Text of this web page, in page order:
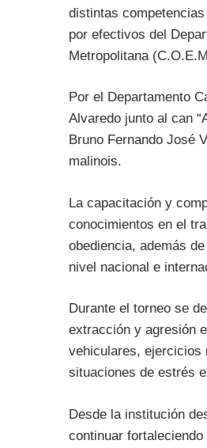
distintas
por efectivos del
Metropolitana
Por el Departamento
Alvaredo junto al can
Bruno Fernando José
malinois.
La capacitación y
conocimientos en el
obediencia, además
nivel nacional e
Durante el torneo se
extracción y agresión
vehiculares, ejercicios
situaciones de estrés
Desde la institución
continuar